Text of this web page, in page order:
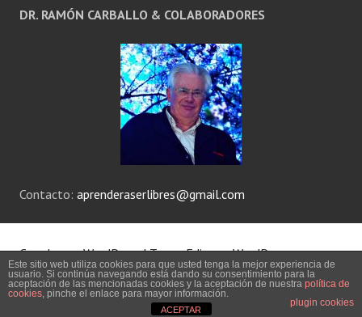
DR. RAMÓN CARBALLO & COLABORADORES
Contacto: aprenderaserlibres@gmail.com
Creado con WordPress |Tema: Edin porWordPress.com.
AVISO LEGAL
Este sitio web utiliza cookies para que usted tenga la mejor experiencia de
usuario. Si continúa navegando está dando su consentimiento para la
aceptación de las mencionadas cookies y la aceptación de nuestra política de
cookies, pinche el enlace para mayor información.
plugin cookies
ACEPTAR